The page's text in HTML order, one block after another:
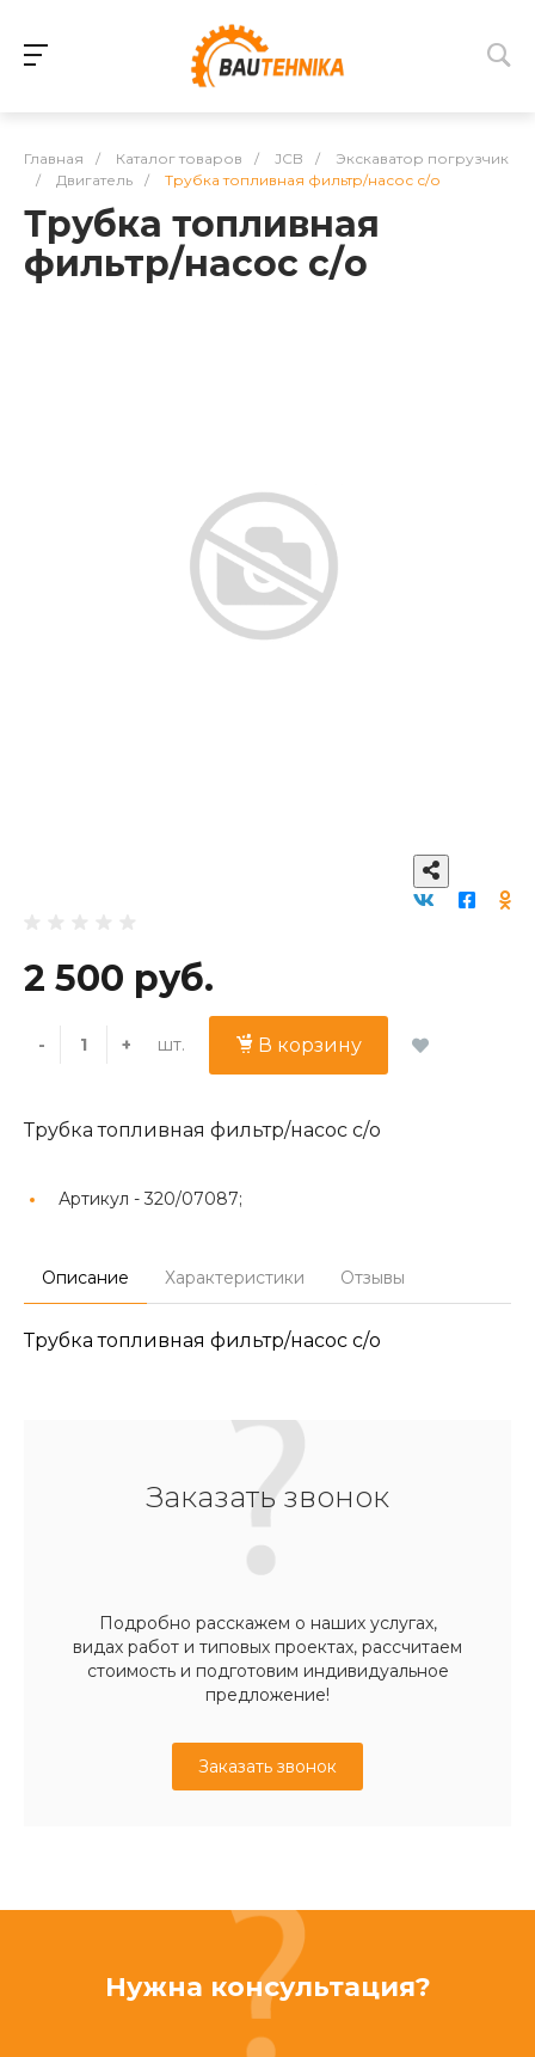
Главная / Каталог товаров / JCB /
Экскаватор погрузчик
/
Двигатель / Трубка топливная фильтр/насос с/о
Трубка топливная
фильтр/насос с/о
2 500 руб.
- + шт. В корзину
Трубка топливная фильтр/насос с/о
Артикул - 320/07087;
Описание Характеристики Отзывы
Трубка топливная фильтр/насос с/о
Заказать звонок
Подробно расскажем о наших услугах,
видах работ и типовых проектах, рассчитаем
стоимость и подготовим индивидуальное
предложение!
Заказать звонок
Нужна консультация?